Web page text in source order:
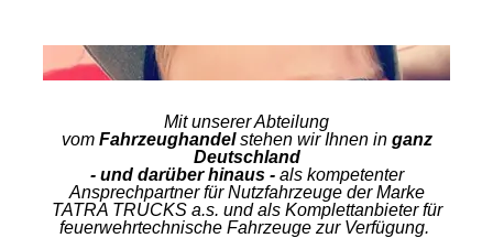
Mit unserer Abteilung
vom Fahrzeughandelstehen wir Ihnen in ganz
Deutschland
- und darüber hinaus -als kompetenter
Ansprechpartner für Nutzfahrzeuge der Marke
TATRA TRUCKS a.s. und als Komplettanbieter für
feuerwehrtechnische Fahrzeuge zur Verfügung.